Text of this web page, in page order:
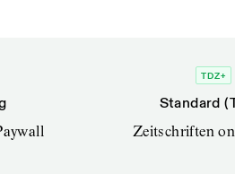
TDZ+
Standard
Zeitschriften